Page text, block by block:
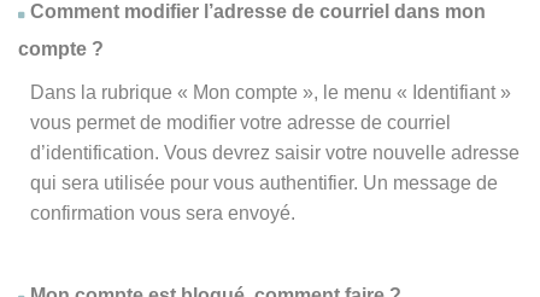
Comment modifier l’adresse de courriel dans mon
compte ?
Dans la rubrique « Mon compte », le menu « Identifiant »
vous permet de modifier votre adresse de courriel
d’identification. Vous devrez saisir votre nouvelle adresse
qui sera utilisée pour vous authentifier. Un message de
confirmation vous sera envoyé.